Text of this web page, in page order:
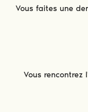
Vous faites une
Vous rencontrez